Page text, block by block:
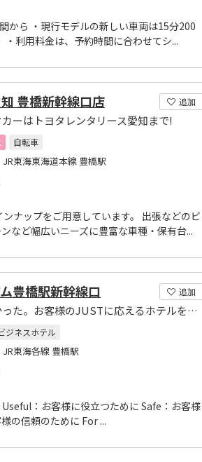
ら ・現行モデルの新しい車両は15分200
利用料金は、予約時間に合わせてシ...
追加
豊橋新幹線口店
ーはトヨタレンタリース愛知まで!
自転車
東海東海道本線 豊橋駅
ナップをご用意しています。 出張などのビ
など幅広いニーズに豊富な車種・保有台...
追加
豊橋駅新幹線口
探しているホテルが見つかった。お客様のJUSTに応えるホテルを目指す「ジャストイン」
ジネスホテル
東海各線 豊橋駅
：お客様に役立つために Safe：お客様
の信頼のために For ...